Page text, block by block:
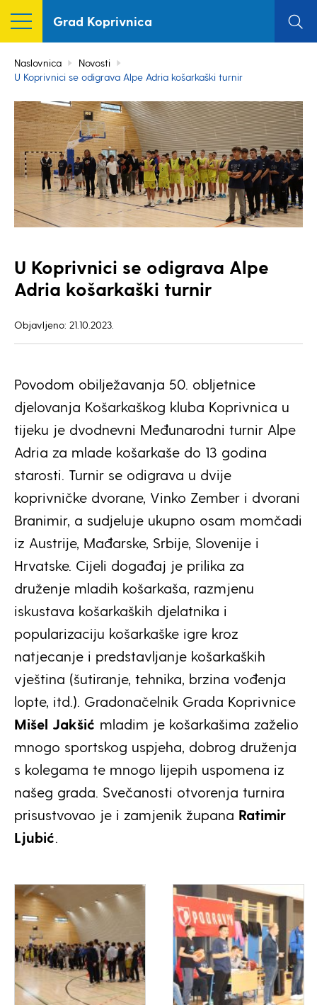
Grad Koprivnica
Naslovnica
Novosti
U Koprivnici se odigrava Alpe Adria košarkaški turnir
U Koprivnici se odigrava Alpe
Adria košarkaški turnir
Objavljeno: 21.10.2023.
Povodom obilježavanja 50. obljetnice
djelovanja Košarkaškog kluba Koprivnica u
tijeku je dvodnevni Međunarodni turnir Alpe
Adria za mlade košarkaše do 13 godina
starosti. Turnir se odigrava u dvije
koprivničke dvorane, Vinko Zember i dvorani
Branimir, a sudjeluje ukupno osam momčadi
iz Austrije, Mađarske, Srbije, Slovenije i
Hrvatske. Cijeli događaj je prilika za
druženje mladih košarkaša, razmjenu
iskustava košarkaških djelatnika i
popularizaciju košarkaške igre kroz
natjecanje i predstavljanje košarkaških
vještina (šutiranje, tehnika, brzina vođenja
lopte, itd.). Gradonačelnik Grada Koprivnice
Mišel Jakšić mladim je košarkašima zaželio
mnogo sportskog uspjeha, dobrog druženja
s kolegama te mnogo lijepih uspomena iz
našeg grada. Svečanosti otvorenja turnira
prisustvovao je i zamjenik župana Ratimir
Ljubić.